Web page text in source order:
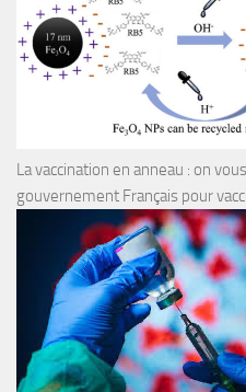
La vaccination en anneau : on
gouvernement Français pour